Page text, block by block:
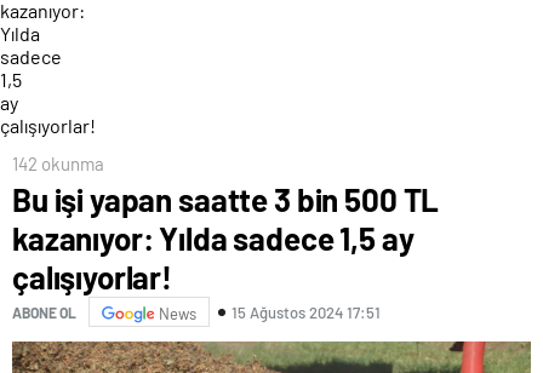
142 okunma
Bu işi yapan saatte 3 bin 500 TL
kazanıyor: Yılda sadece 1,5 ay
çalışıyorlar!
ABONE OL News 15 Ağustos 2024 17:51